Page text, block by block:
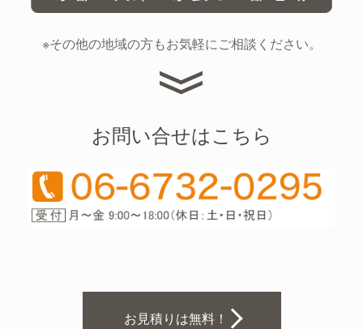
※その他の地域の方もお気軽にご相談ください。
お問い合せはこちら
お見積りは無料！